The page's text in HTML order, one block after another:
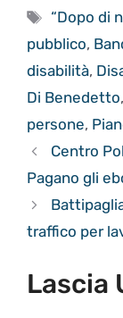
Tag
“Dopo di
pubblico,
disabilità,
Di Benedetto,
persone,
Centro
Pagano gli
traffico per
Lascia